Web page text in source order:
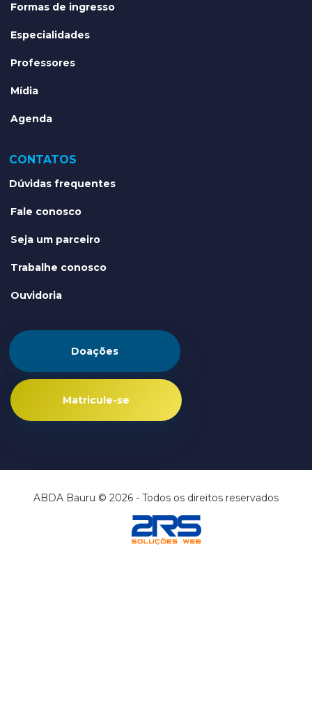
Formas de ingresso
Especialidades
Professores
Mídia
Agenda
CONTATOS
Dúvidas frequentes
Fale conosco
Seja um parceiro
Trabalhe conosco
Ouvidoria
Doações
Matricule-se
ABDA Bauru © 2026 - Todos os direitos reservados